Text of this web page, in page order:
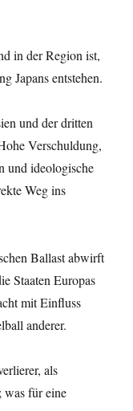
in der Region ist,
Japans entstehen.
und der dritten
Verschuldung,
und ideologische
Weg ins
Ballast abwirft
Staaten Europas
mit Einfluss
anderer.
als
was für eine